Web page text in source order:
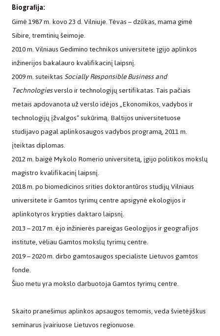
Biografija:
Gimė 1987 m. kovo 23 d. Vilniuje. Tėvas – dzūkas, mama gimė
Sibire, tremtinių šeimoje.
2010 m. Vilniaus Gedimino technikos universitete įgijo aplinkos
inžinerijos bakalauro kvalifikacinį laipsnį.
2009 m. suteiktasSocially Responsible Business and
Technologiesverslo ir technologijų sertifikatas. Tais pačiais
metais apdovanota už verslo idėjos „Ekonomikos, vadybos ir
technologijų įžvalgos“ sukūrimą. Baltijos universitetuose
studijavo pagal aplinkosaugos vadybos programą, 2011 m.
įteiktas diplomas.
2012 m. baigė Mykolo Romerio universitetą, įgijo politikos mokslų
magistro kvalifikacinį laipsnį.
2018 m. po biomedicinos srities doktorantūros studijųVilniaus
universitete ir Gamtos tyrimų centre apsigynė ekologijos ir
aplinkotyros krypties daktaro laipsnį.
2013 – 2017 m. ėjo inžinierės pareigas Geologijos ir geografijos
institute, vėliau Gamtos mokslų tyrimų centre.
2019 – 2020 m. dirbo gamtosaugos specialiste Lietuvos gamtos
fonde.
Šiuo metu yra mokslo darbuotoja Gamtos tyrimų centre.
Skaito pranešimus aplinkos apsaugos temomis, veda švietėjiškus
seminarus įvairiuose Lietuvos regionuose.